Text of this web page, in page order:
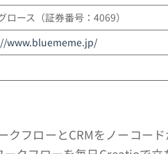
ロース（証券番号：4069）
www.bluememe.jp/
クフローとCRMをノーコー